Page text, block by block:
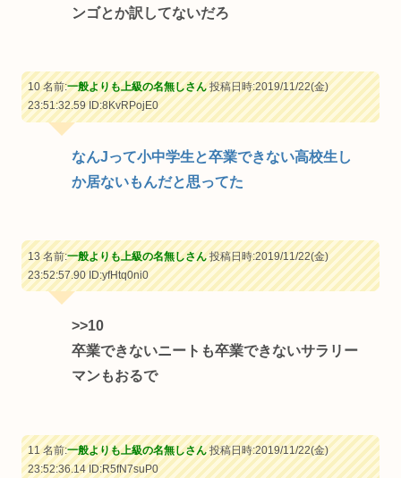
ンゴとか訳してないだろ
10 名前:一般よりも上級の名無しさん投稿日時:2019/11/22(金)
23:51:32.59ID:8KvRPojE0
なんJって小中学生と卒業できない高校生し
か居ないもんだと思ってた
13 名前:一般よりも上級の名無しさん投稿日時:2019/11/22(金)
23:52:57.90ID:yfHtq0ni0
>>10
卒業できないニートも卒業できないサラリー
マンもおるで
11 名前:一般よりも上級の名無しさん投稿日時:2019/11/22(金)
23:52:36.14ID:R5fN7suP0